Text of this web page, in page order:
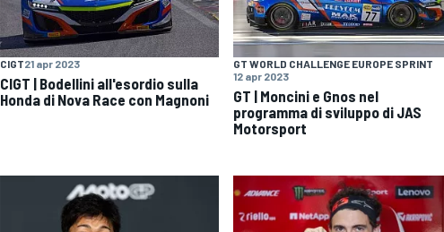
CIGT21 apr 2023
CIGT | Bodellini all'esordio sulla
Honda di Nova Race con Magnoni
GT WORLD CHALLENGE EUROPE SPRINT
12 apr 2023
GT | Moncini e Gnos nel
programma di sviluppo di JAS
Motorsport